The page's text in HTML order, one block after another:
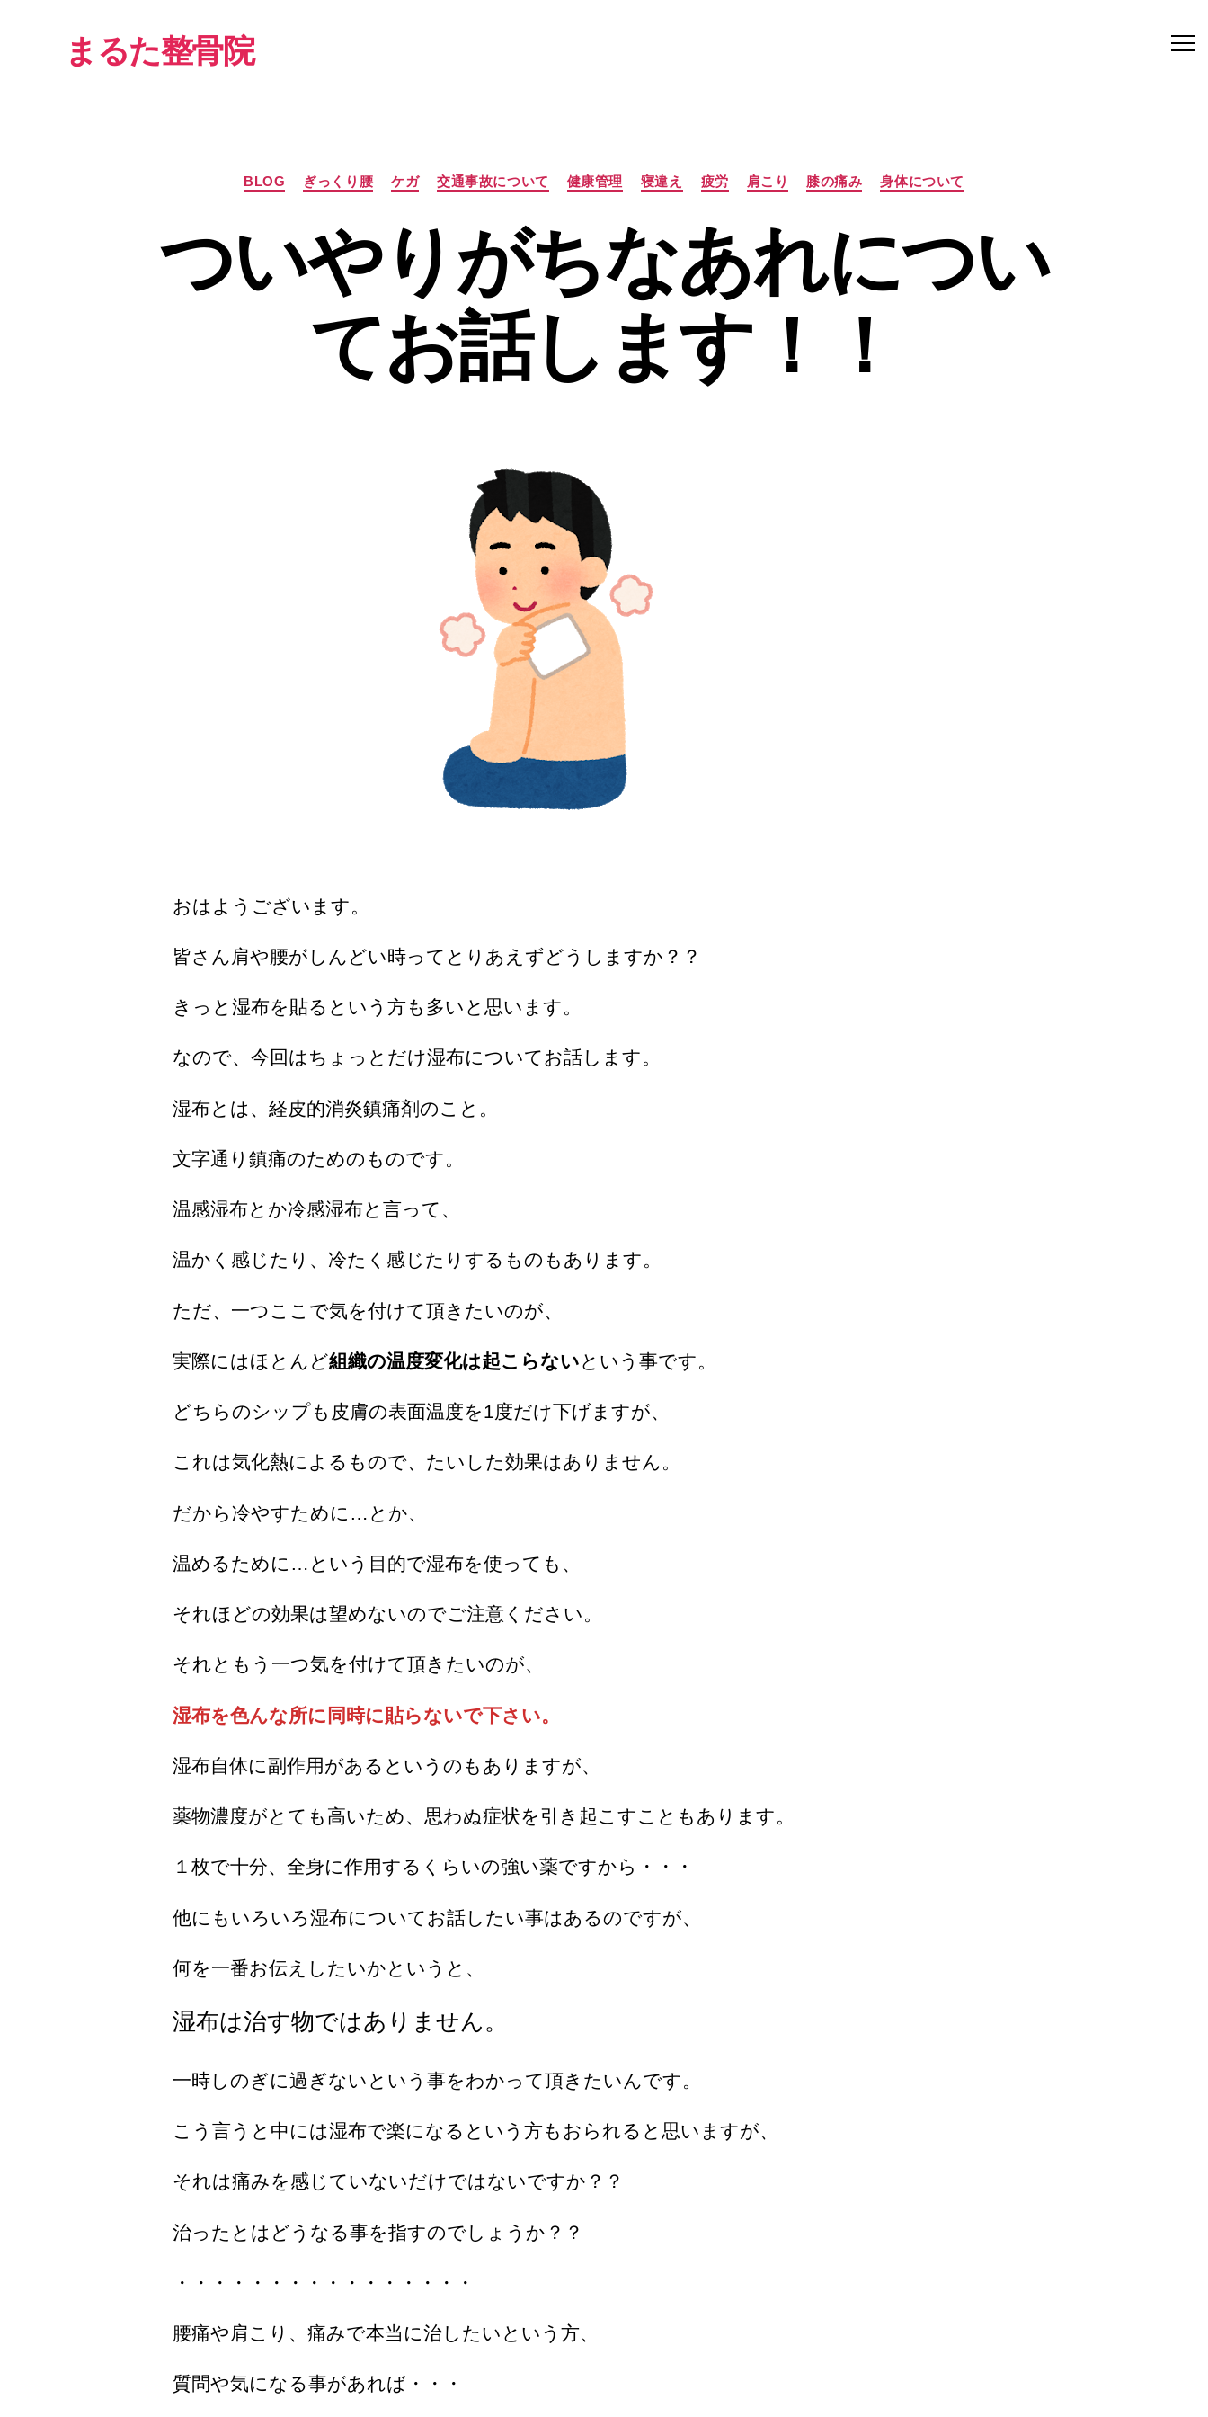
まるた整骨院
カ
テ
ー
BLOG ぎっくり腰 ケガ 交通事故について 健康管理 寝違え 疲労 肩こり 膝の痛み 身体について
ついやりがちなあれについ
てお話します！！
おはようございます。
皆さん肩や腰がしんどい時ってとりあえずどうしますか？？
きっと湿布を貼るという方も多いと思います。
なので、今回はちょっとだけ湿布についてお話します。
湿布とは、経皮的消炎鎮痛剤のこと。
文字通り鎮痛のためのものです。
温感湿布とか冷感湿布と言って、
温かく感じたり、冷たく感じたりするものもあります。
ただ、一つここで気を付けて頂きたいのが、
実際にはほとんど組織の温度変化は起こらないという事です。
どちらのシップも皮膚の表面温度を1度だけ下げますが、
これは気化熱によるもので、たいした効果はありません。
だから冷やすために…とか、
温めるために…という目的で湿布を使っても、
それほどの効果は望めないのでご注意ください。
それともう一つ気を付けて頂きたいのが、
湿布を色んな所に同時に貼らないで下さい。
湿布自体に副作用があるというのもありますが、
薬物濃度がとても高いため、思わぬ症状を引き起こすこともあります。
１枚で十分、全身に作用するくらいの強い薬ですから・・・
他にもいろいろ湿布についてお話したい事はあるのですが、
何を一番お伝えしたいかというと、
湿布は治す物ではありません。
一時しのぎに過ぎないという事をわかって頂きたいんです。
こう言うと中には湿布で楽になるという方もおられると思いますが、
それは痛みを感じていないだけではないですか？？
治ったとはどうなる事を指すのでしょうか？？
・・・・・・・・・・・・・・・・
腰痛や肩こり、痛みで本当に治したいという方、
質問や気になる事があれば・・・